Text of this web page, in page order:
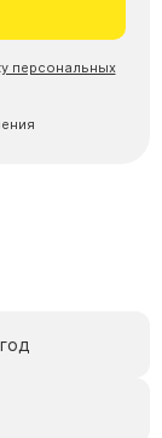
персональных